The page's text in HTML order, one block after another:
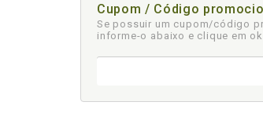
Cupom / Código
Se possuir um cupom/código
informe-o abaixo e clique em ok